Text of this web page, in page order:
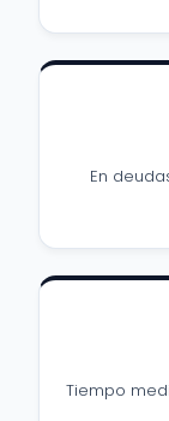
En
Tiempo